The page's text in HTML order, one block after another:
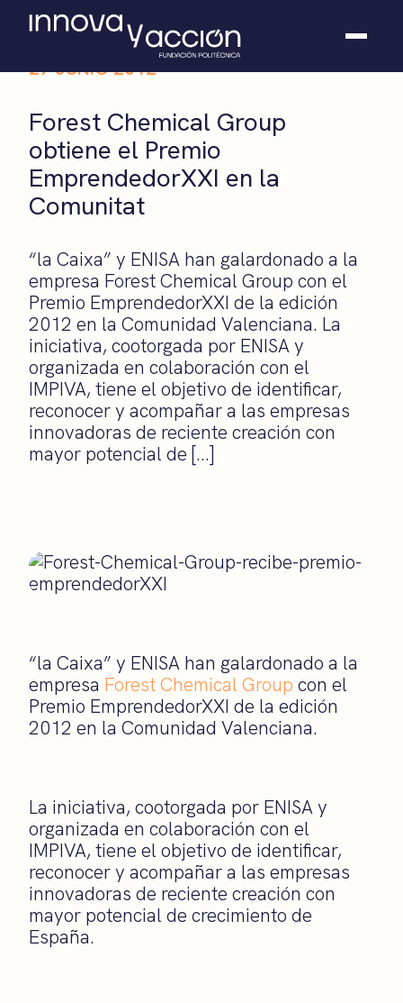
Somos fundación
Casos de éxito
27 JUNIO 2012
Forest Chemical Group
obtiene el Premio
EmprendedorXXI en la
Comunitat
“la Caixa” y ENISA han galardonado a la
empresa Forest Chemical Group con el
Premio EmprendedorXXI de la edición
2012 en la Comunidad Valenciana. La
iniciativa, cootorgada por ENISA y
organizada en colaboración con el
IMPIVA, tiene el objetivo de identificar,
reconocer y acompañar a las empresas
innovadoras de reciente creación con
mayor potencial de […]
“la Caixa” y ENISA han galardonado a la
empresa Forest Chemical Group con el
Premio EmprendedorXXI de la edición
2012 en la Comunidad Valenciana.
La iniciativa, cootorgada por ENISA y
organizada en colaboración con el
IMPIVA, tiene el objetivo de identificar,
reconocer y acompañar a las empresas
innovadoras de reciente creación con
mayor potencial de crecimiento de
España.